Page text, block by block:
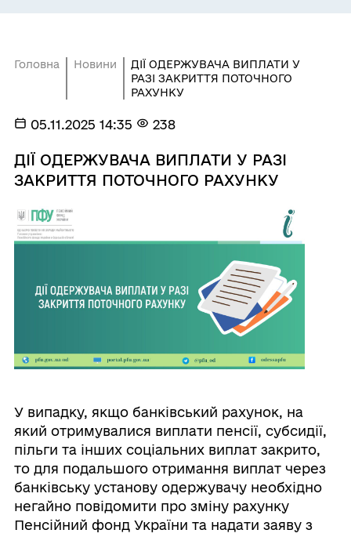
Головна Новини
ДІЇ ОДЕРЖУВАЧА ВИПЛАТИ У
РАЗІ ЗАКРИТТЯ ПОТОЧНОГО
РАХУНКУ
05.11.2025 14:35 238
ДІЇ ОДЕРЖУВАЧА ВИПЛАТИ У РАЗІ
ЗАКРИТТЯ ПОТОЧНОГО РАХУНКУ
У випадку, якщо банківський рахунок, на
який отримувалися виплати пенсії, субсидії,
пільги та інших соціальних виплат закрито,
то для подальшого отримання виплат через
банківську установу одержувачу необхідно
негайно повідомити про зміну рахунку
Пенсійний фонд України та надати заяву з